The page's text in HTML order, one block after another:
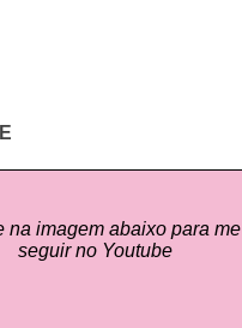
na imagem abaixo para me
seguir no Youtube